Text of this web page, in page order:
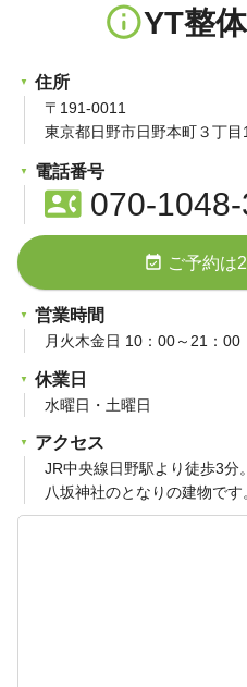
info_outlineYT整
住所
〒191-0011
東京都日野市日野本町３丁目
電話番号
contact_phone070-1048-
event_available ご予約は
営業時間
月火木金日 10：00～21：00
休業日
水曜日・土曜日
アクセス
JR中央線日野駅より徒歩3分。
八坂神社のとなりの建物です